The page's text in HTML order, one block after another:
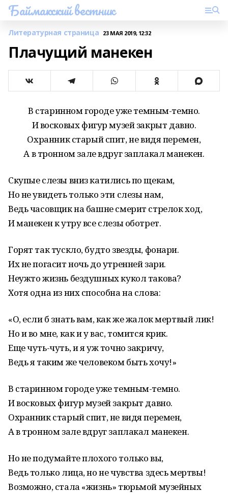
Баймакский вестник
Литературная страница 23 МАЯ 2019, 12:32
Плачущий манекен
В старинном городе уже темным-темно.
И восковых фигур музей закрыт давно.
Охранник старый спит, не видя перемен,
А в тронном зале вдруг заплакал манекен.
Скупые слезы вниз катились по щекам,
Но не увидеть только эти слезы нам,
Ведь часовщик на башне смерит стрелок ход,
И манекен к утру все слезы оботрет.
Горят так тускло, будто звезды, фонари.
Их не погасит ночь до утренней зари.
Неужто жизнь бездушных кукол такова?
Хотя одна из них способна на слова:
«О, если б знать вам, как же жалок мертвый лик!
Но и во мне, как и у вас, томится крик.
Еще чуть-чуть, и я уж точно закричу,
Ведь я таким же человеком быть хочу!»
В старинном городе уже темным-темно.
И восковых фигур музей закрыт давно.
Охранник старый спит, не видя перемен,
А в тронном зале вдруг заплакал манекен.
Но не подумайте плохого только вы,
Ведь только лица, но не чувства здесь мертвы!
Возможно, стала «жизнь» тюрьмой музейных